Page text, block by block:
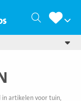
Zoeken
in artikelen voor tuin,